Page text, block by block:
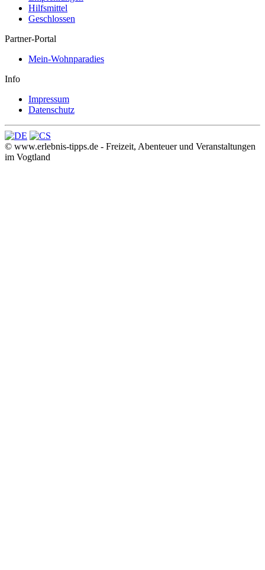
Hilfsmittel
Geschlossen
Partner-Portal
Mein-Wohnparadies
Info
Impressum
Datenschutz
© www.erlebnis-tipps.de - Freizeit, Abenteuer und Veranstaltungen
im Vogtland